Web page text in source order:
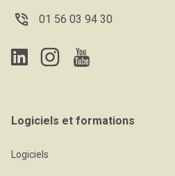
01 56 03 94 30
Logiciels et formations
Logiciels